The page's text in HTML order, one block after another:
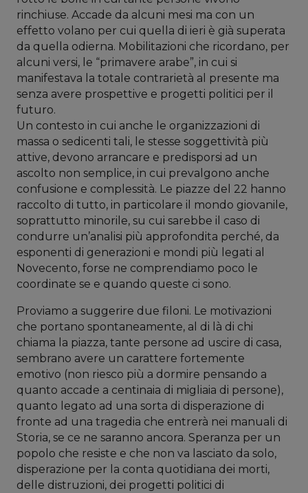
rinchiuse. Accade da alcuni mesi ma con un
effetto volano per cui quella di ieri è già superata
da quella odierna. Mobilitazioni che ricordano, per
alcuni versi, le “primavere arabe”, in cui si
manifestava la totale contrarietà al presente ma
senza avere prospettive e progetti politici per il
futuro.
Un contesto in cui anche le organizzazioni di
massa o sedicenti tali, le stesse soggettività più
attive, devono arrancare e predisporsi ad un
ascolto non semplice, in cui prevalgono anche
confusione e complessità. Le piazze del 22 hanno
raccolto di tutto, in particolare il mondo giovanile,
soprattutto minorile, su cui sarebbe il caso di
condurre un’analisi più approfondita perché, da
esponenti di generazioni e mondi più legati al
Novecento, forse ne comprendiamo poco le
coordinate se e quando queste ci sono.
Proviamo a suggerire due filoni. Le motivazioni
che portano spontaneamente, al di là di chi
chiama la piazza, tante persone ad uscire di casa,
sembrano avere un carattere fortemente
emotivo (non riesco più a dormire pensando a
quanto accade a centinaia di migliaia di persone),
quanto legato ad una sorta di disperazione di
fronte ad una tragedia che entrerà nei manuali di
Storia, se ce ne saranno ancora. Speranza per un
popolo che resiste e che non va lasciato da solo,
disperazione per la conta quotidiana dei morti,
delle distruzioni, dei progetti politici di